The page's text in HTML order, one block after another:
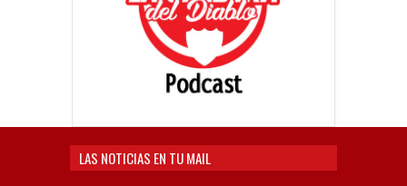
LAS NOTICIAS EN TU MAIL